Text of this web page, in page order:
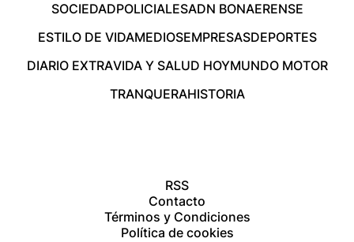
SOCIEDADPOLICIALESADN BONAERENSE
ESTILO DE VIDAMEDIOSEMPRESASDEPORTES
DIARIO EXTRAVIDA Y SALUD HOYMUNDO MOTOR
TRANQUERAHISTORIA
RSS
Contacto
Términos y Condiciones
Política de cookies